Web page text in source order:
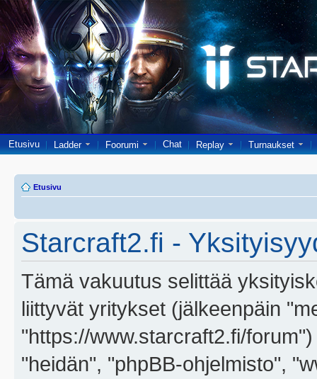
Etusivu Ladder Foorumi Chat Replay Turnaukset
Etusivu
Starcraft2.fi -
Tämä vakuutus selittää
liittyvät yritykset (jälkeenpäin
"https://www.starcraft2.fi/
"heidän", "phpBB-ohjelmisto",